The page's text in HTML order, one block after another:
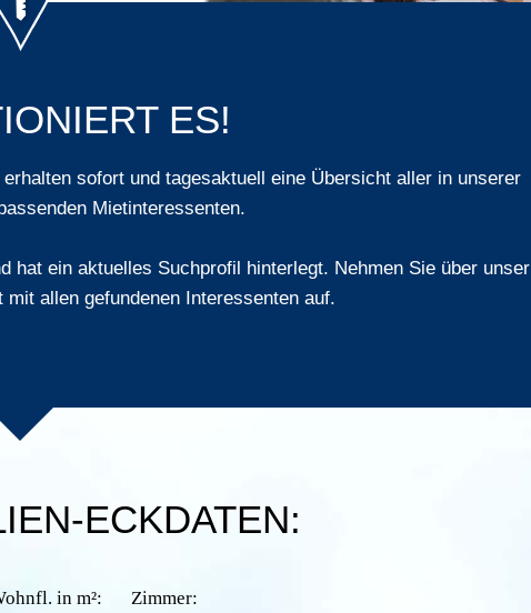
ES!
sofort und tagesaktuell
eine Übersicht aller in unserer
Mietinteressenten.
ein aktuelles Suchprofil hinterlegt. Nehmen Sie über unser
allen gefundenen Interessenten auf.
ECKDATEN:
in m²: Zimmer: